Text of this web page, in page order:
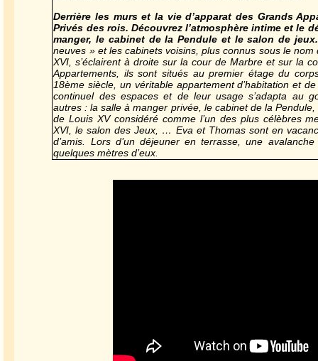
Derrière les murs et la vie d’apparat des Grands
Privés des rois. Découvrez l’atmosphère intime et le
manger, le cabinet de la Pendule et le salon de jeux.
neuves » et les cabinets voisins, plus connus sous le
XVI, s’éclairent à droite sur la cour de Marbre et sur la
Appartements, ils sont situés au premier étage du
18ème siècle, un véritable appartement d’habitation et
continuel des espaces et de leur usage s’adapta au
autres : la salle à manger privée, le cabinet de la
de Louis XV considéré comme l’un des plus célèbres
XVI, le salon des Jeux, … Eva et Thomas sont en
d’amis. Lors d’un déjeuner en terrasse, une
quelques mètres d’eux.